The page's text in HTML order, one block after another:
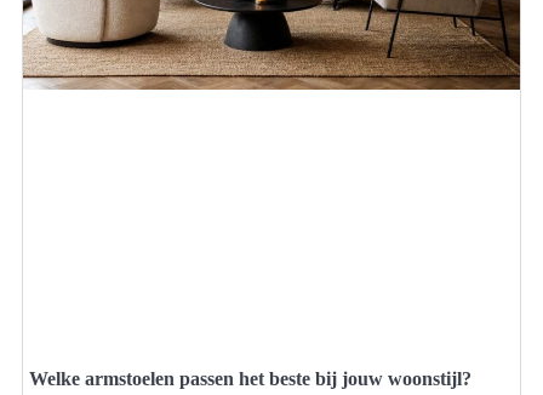
Welke armstoelen passen het beste bij jouw woonstijl?